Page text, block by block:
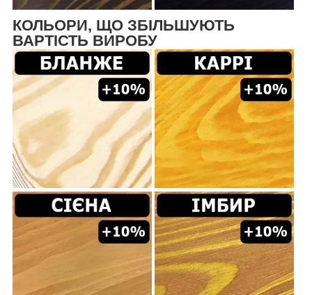
КОЛЬОРИ, ЩО ЗБІЛЬШУЮТЬ
ВАРТІСТЬ ВИРОБУ